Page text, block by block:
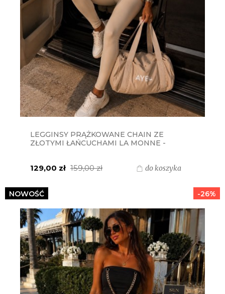
LEGGINSY PRĄŻKOWANE CHAIN ZE
ZŁOTYMI ŁAŃCUCHAMI LA MONNE -
129,00 zł 159,00 zł do koszyka
-26%
NOWOŚĆ